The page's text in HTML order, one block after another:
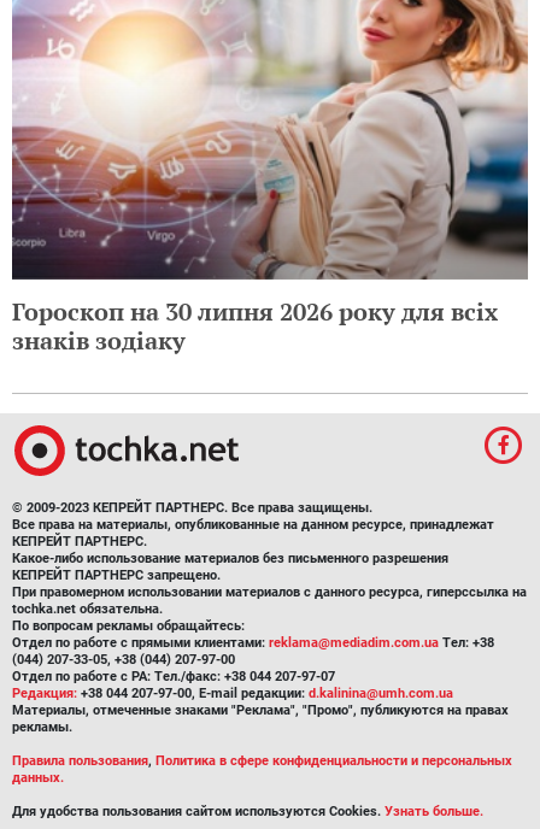
Гороскоп на 30 липня 2026 року для всіх
знаків зодіаку
© 2009-2023 КЕПРЕЙТ ПАРТНЕРС. Все права защищены.
Все права на материалы, опубликованные на данном ресурсе, принадлежат
КЕПРЕЙТ ПАРТНЕРС.
Какое-либо использование материалов без письменного разрешения
КЕПРЕЙТ ПАРТНЕРС запрещено.
При правомерном использовании материалов с данного ресурса, гиперссылка на
tochka.net обязательна.
По вопросам рекламы обращайтесь:
Отдел по работе с прямыми клиентами: reklama@mediadim.com.ua Тел: +38
(044) 207-33-05, +38 (044) 207-97-00
Отдел по работе с РА: Тел./факс: +38 044 207-97-07
Редакция: +38 044 207-97-00, E-mail редакции: d.kalinina@umh.com.ua
Материалы, отмеченные знаками "Реклама", "Промо", публикуются на правах
рекламы.
Правила пользования, Политика в сфере конфиденциальности и персональных
данных.
Для удобства пользования сайтом используются Cookies. Узнать больше.